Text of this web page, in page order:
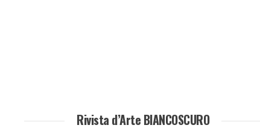
Rivista d’Arte BIANCOSCURO